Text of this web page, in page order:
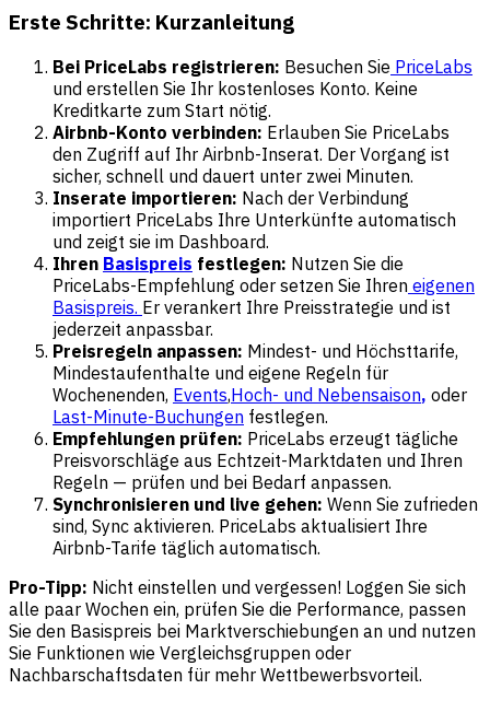
Erste Schritte: Kurzanleitung
Bei PriceLabs registrieren: Besuchen Sie PriceLabs
und erstellen Sie Ihr kostenloses Konto. Keine
Kreditkarte zum Start nötig.
Airbnb-Konto verbinden: Erlauben Sie PriceLabs
den Zugriff auf Ihr Airbnb-Inserat. Der Vorgang ist
sicher, schnell und dauert unter zwei Minuten.
Inserate importieren: Nach der Verbindung
importiert PriceLabs Ihre Unterkünfte automatisch
und zeigt sie im Dashboard.
Ihren Basispreis festlegen: Nutzen Sie die
PriceLabs-Empfehlung oder setzen Sie Ihren eigenen
Basispreis. Er verankert Ihre Preisstrategie und ist
jederzeit anpassbar.
Preisregeln anpassen: Mindest- und Höchsttarife,
Mindestaufenthalte und eigene Regeln für
Wochenenden, Events,Hoch- und Nebensaison, oder
Last-Minute-Buchungen festlegen.
Empfehlungen prüfen: PriceLabs erzeugt tägliche
Preisvorschläge aus Echtzeit-Marktdaten und Ihren
Regeln — prüfen und bei Bedarf anpassen.
Synchronisieren und live gehen: Wenn Sie zufrieden
sind, Sync aktivieren. PriceLabs aktualisiert Ihre
Airbnb-Tarife täglich automatisch.
Pro-Tipp: Nicht einstellen und vergessen! Loggen Sie sich
alle paar Wochen ein, prüfen Sie die Performance, passen
Sie den Basispreis bei Marktverschiebungen an und nutzen
Sie Funktionen wie Vergleichsgruppen oder
Nachbarschaftsdaten für mehr Wettbewerbsvorteil.